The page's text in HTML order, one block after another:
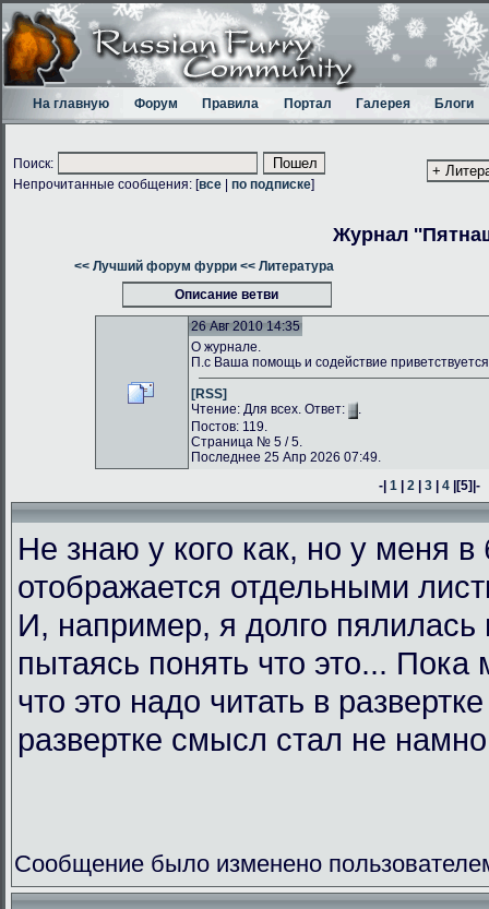
На главную Форум Правила Портал Галерея Блоги
Поиск:
Непрочитанные сообщения: [все по подписке]
Журнал
<< Лучший форум фурри << Литература
Описание ветви
26 Авг 2010 14:35
О журнале.
П.с Ваша помощь и содействие
[RSS]
Чтение: Для всех. Ответ:
.
Постов: 119.
Страница № 5 / 5.
Последнее 25 Апр 2026 07:49.
-|1 |2 |3 |4 |[5]|-
Не знаю у кого как, но у меня в
отображается отдельными
И, например, я долго пялилась
пытаясь понять что это... Пока
что это надо читать в
развертке смысл стал не
Сообщение было изменено